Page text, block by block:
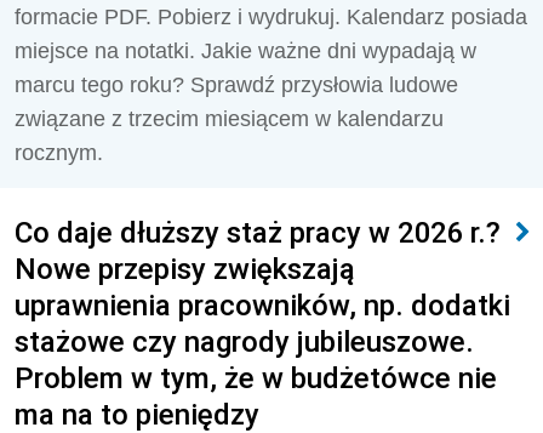
formacie PDF. Pobierz i wydrukuj. Kalendarz posiada
miejsce na notatki. Jakie ważne dni wypadają w
marcu tego roku? Sprawdź przysłowia ludowe
związane z trzecim miesiącem w kalendarzu
rocznym.
Co daje dłuższy staż pracy w 2026 r.?
Nowe przepisy zwiększają
uprawnienia pracowników, np. dodatki
stażowe czy nagrody jubileuszowe.
Problem w tym, że w budżetówce nie
ma na to pieniędzy